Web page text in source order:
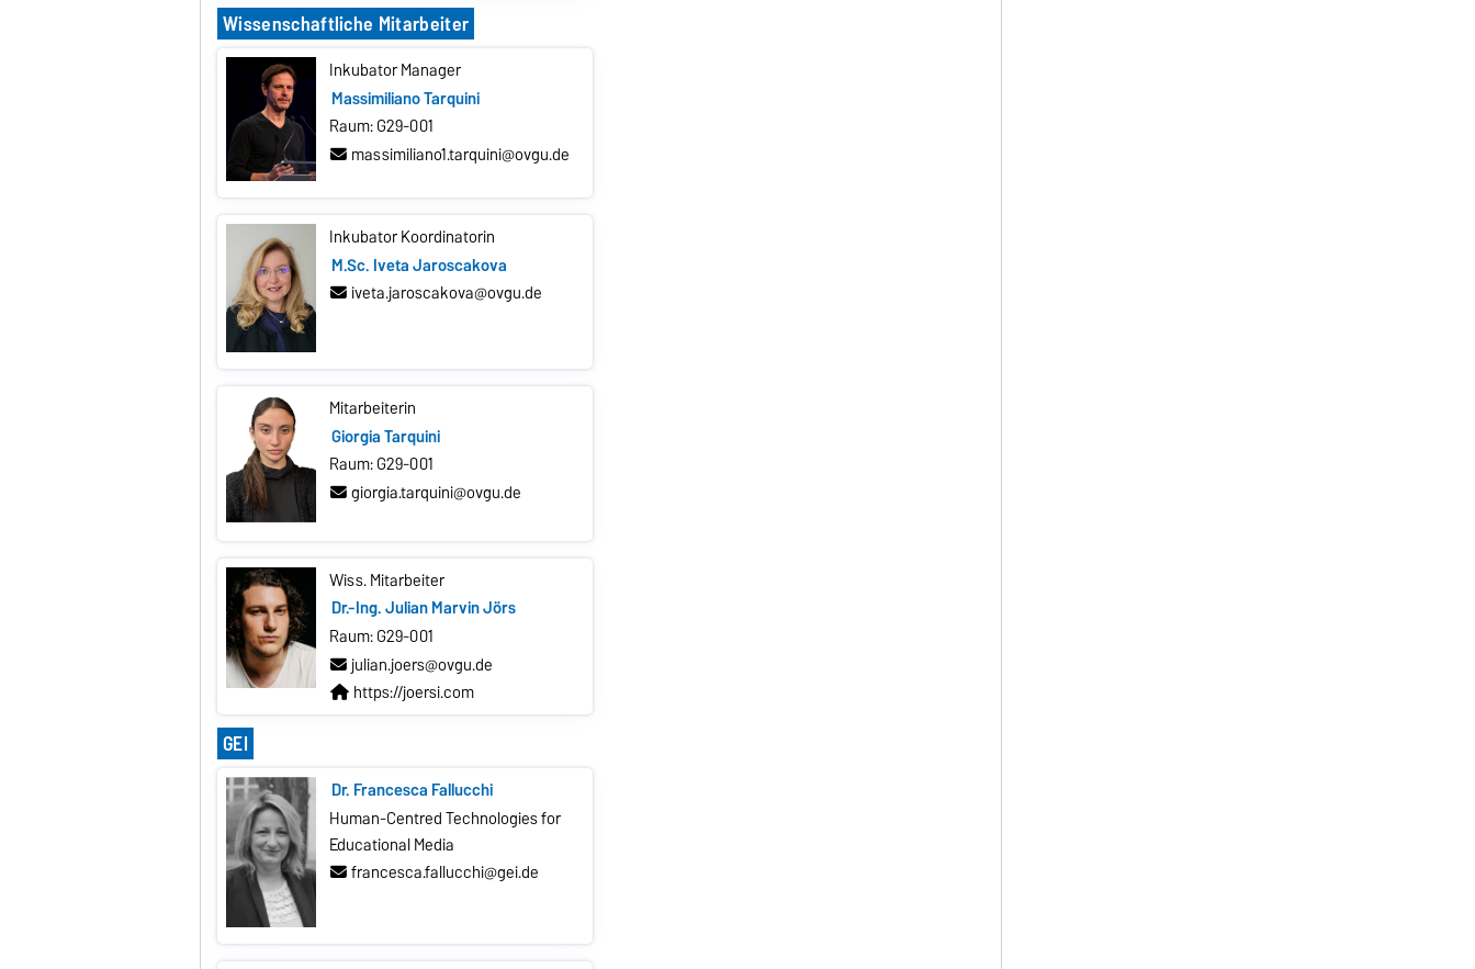
Wissenschaftliche Mitarbeiter
Inkubator Manager
Massimiliano Tarquini
Raum: G29-001
massimiliano1.tarquini@ovgu.de
Inkubator Koordinatorin
M.Sc. Iveta Jaroscakova
iveta.jaroscakova@ovgu.de
Mitarbeiterin
Giorgia Tarquini
Raum: G29-001
giorgia.tarquini@ovgu.de
Wiss. Mitarbeiter
Dr.-Ing. Julian Marvin Jörs
Raum: G29-001
julian.joers@ovgu.de
https://joersi.com
GEI
Dr. Francesca Fallucchi
Human-Centred Technologies for
Educational Media
francesca.fallucchi@gei.de